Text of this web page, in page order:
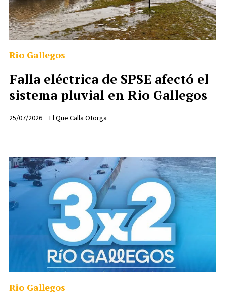
Falla eléctrica de SPSE afectó el
sistema pluvial en Rio Gallegos
El Que Calla Otorga
Rio Gallegos
25/07/2026
Rio Gallegos